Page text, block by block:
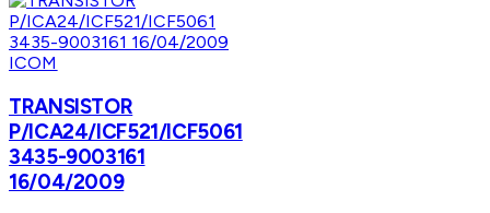
ICOM
TRANSISTOR
P/ICA24/ICF521/ICF5061
3435-9003161
16/04/2009